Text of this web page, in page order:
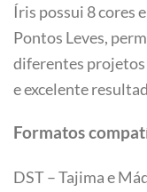
Íris possui 8 cores
Pontos Leves,
diferentes projetos
e excelente
Formatos
DST – Tajima e